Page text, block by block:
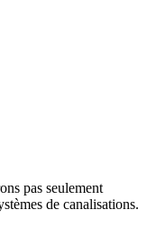
pas seulement
de canalisations.